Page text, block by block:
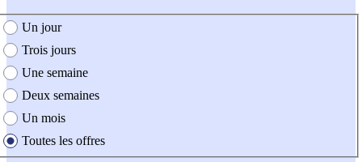
création de l'offre
Un jour
Trois jours
Une semaine
Deux semaines
Un mois
Toutes les offres